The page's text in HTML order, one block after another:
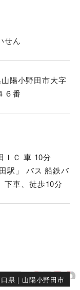
せん
陽小野田市大字
６番
ＩＣ 車 10分
駅」 バス 船鉄バ
下車、徒歩10分
県 ｜ 山陽小野田市